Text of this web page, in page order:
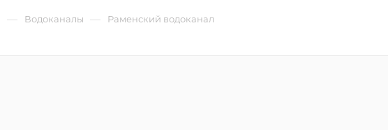
— Водоканалы — Раменский водоканал